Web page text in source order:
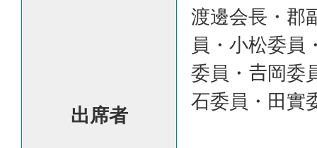
出席者
渡邊会長・郡
員・小松委員
委員・𠮷岡委
石委員・田實